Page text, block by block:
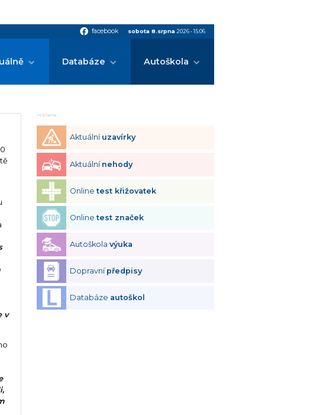
facebook facebook sobota 8.srpna 2026•15:06
Databáze Autoškola
v
reklama
Aktuální uzavírky
Aktuální nehody
Onlinetest křižovatek
Onlinetest značek
Autoškolavýuka
Dopravní předpisy
Databáze autoškol